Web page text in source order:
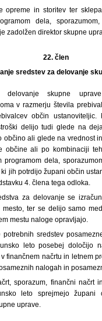
opreme in storitev ter
dela,
zadolžen direktor skupne
22. člen
sredstev za delovanje
delovanje skupne
v razmerju števila
občin
delijo tudi glede na
občino ali glede na vrednost
občine ali po kombinaciji
programom dela,
jih potrdijo župani občin
4. člena tega odloka.
za delovanje se
mesto, ter se delijo samo
mestu naloge opravljajo.
sredstev
leto posebej določijo
finančnem načrtu in letnem
nalogah in
sporazum, finančni načrt
leto sprejmejo župani
uprave.